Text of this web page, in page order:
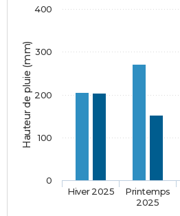
Hauteur de pluie (mm)
Hiver 2025
Printemps
2025
0
100
200
300
400